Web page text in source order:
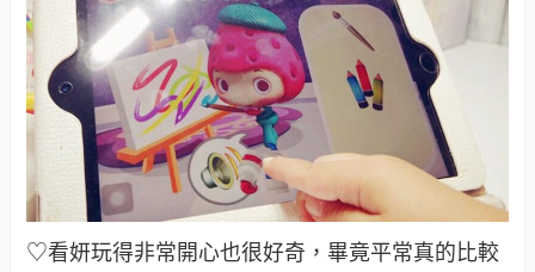
♡看妍玩得非常開心也很好奇，畢竟平常真的比較